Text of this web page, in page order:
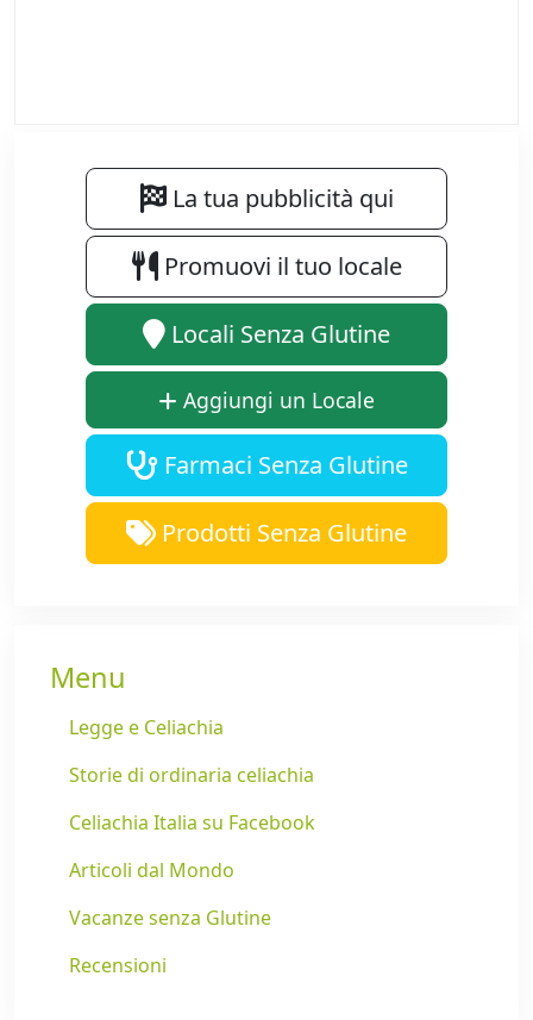
La tua pubblicità qui
Promuovi il tuo locale
Locali Senza Glutine
Aggiungi un Locale
Farmaci Senza Glutine
Prodotti Senza Glutine
Menu
Legge e Celiachia
Storie di ordinaria celiachia
Celiachia Italia su Facebook
Articoli dal Mondo
Vacanze senza Glutine
Recensioni